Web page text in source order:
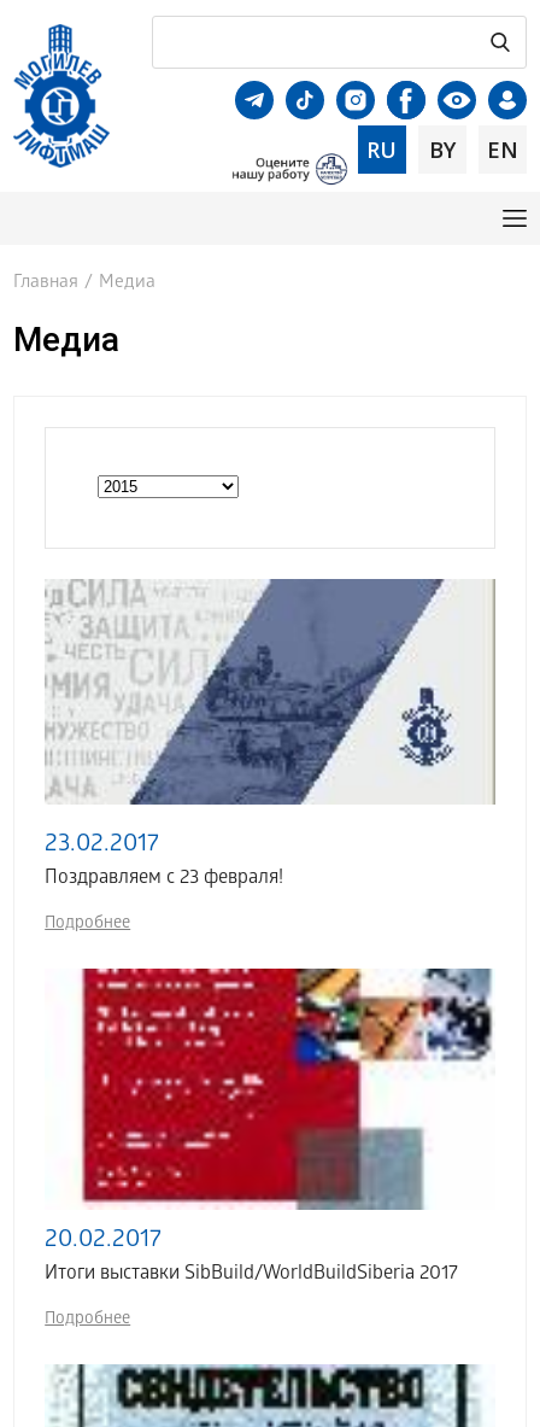
RU BY EN
Главная / Медиа
Медиа
23.02.2017
Поздравляем с 23 февраля!
Подробнее
20.02.2017
Итоги выставки SibBuild/WorldBuildSiberia 2017
Подробнее